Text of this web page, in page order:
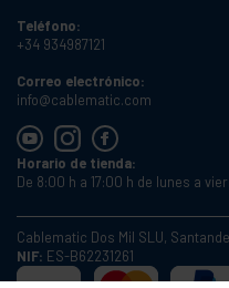
Teléfono:
+34 934987121
Correo electrónico:
info@cablematic.com
Horario de tienda:
De 8:00 h a 17:00 h de lunes a
Cablematic Dos Mil SLU,
NIF: ES-B62231261